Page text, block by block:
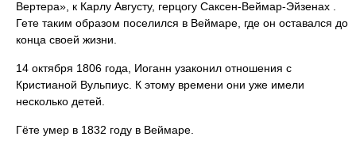
Вертера», к Карлу Августу, герцогу Саксен-Веймар-Эйзенах .
Гете таким образом поселился в Веймаре, где он оставался до
конца своей жизни.
14 октября 1806 года, Иоганн узаконил отношения с
Кристианой Вульпиус. К этому времени они уже имели
несколько детей.
Гёте умер в 1832 году в Веймаре.